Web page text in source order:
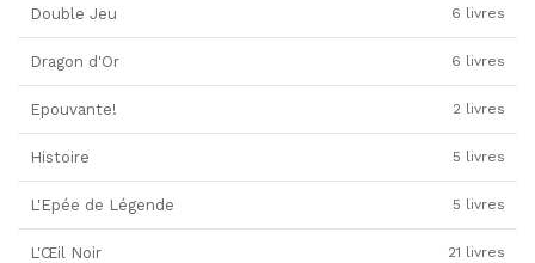
Double Jeu 6 livres
Dragon d'Or 6 livres
Epouvante! 2 livres
Histoire 5 livres
L'Epée de Légende 5 livres
L'Œil Noir 21 livres